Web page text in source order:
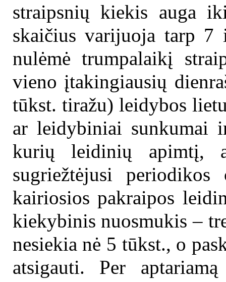
straipsnių kiekis auga
skaičius varijuoja tarp 7
nulėmė trumpalaikį
vieno įtakingiausių
tūkst. tiražu) leidybos
ar leidybiniai sunkumai
kurių leidinių apimtį,
sugriežtėjusi
kairiosios pakraipos
kiekybinis nuosmukis –
nesiekia nė 5 tūkst., o
atsigauti. Per